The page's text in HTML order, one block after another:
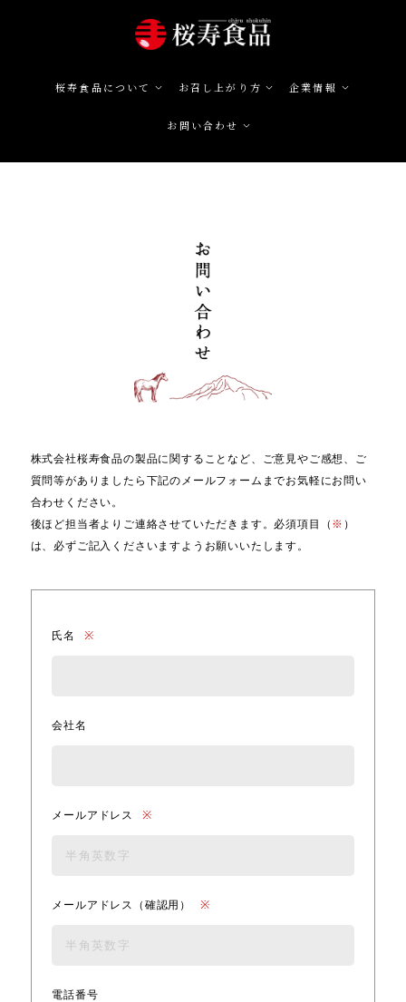
桜寿食品について お召し上がり方 企業情報
お問い合わせ
株式会社桜寿食品の製品に関することなど、ご意見やご感想、ご
質問等がありましたら下記のメールフォームまでお気軽にお問い
合わせください。
後ほど担当者よりご連絡させていただきます。必須項目（ ※ ）
は、必ずご記入くださいますようお願いいたします。
氏名 ※
会社名
メールアドレス ※
メールアドレス（確認用） ※
電話番号